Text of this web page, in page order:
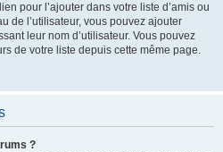
pour l’ajouter dans votre liste d’amis ou
de l’utilisateur, vous pouvez ajouter
leur nom d’utilisateur. Vous pouvez
de votre liste depuis cette même page.
?